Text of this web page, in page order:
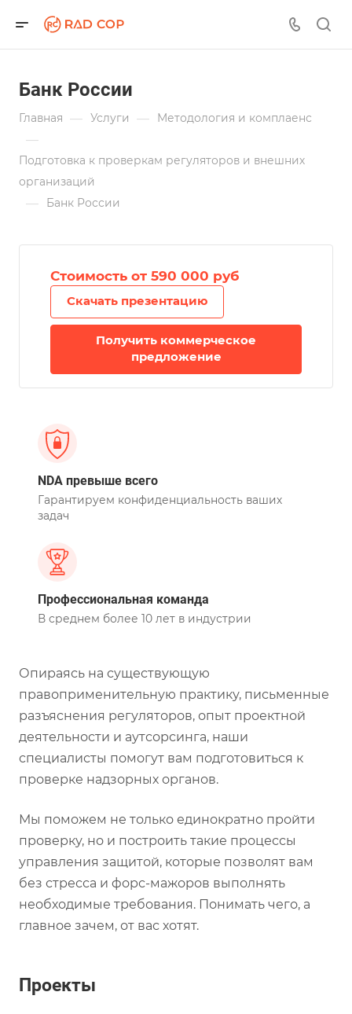
Банк России
Главная — Услуги — Методология и комплаенс
—
Подготовка к проверкам регуляторов и внешних
организаций
— Банк России
Стоимость от 590 000 руб
Скачать презентацию
Получить коммерческое
предложение
NDA превыше всего
Гарантируем конфиденциальность ваших
задач
Профессиональная команда
В среднем более 10 лет в индустрии
Опираясь на существующую
правоприменительную практику, письменные
разъяснения регуляторов, опыт проектной
деятельности и аутсорсинга, наши
специалисты помогут вам подготовиться к
проверке надзорных органов.
Мы поможем не только единократно пройти
проверку, но и построить такие процессы
управления защитой, которые позволят вам
без стресса и форс-мажоров выполнять
необходимые требования. Понимать чего, а
главное зачем, от вас хотят.
Проекты